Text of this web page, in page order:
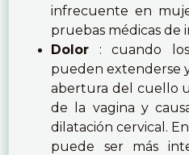
infrecuente en
pruebas médicas de
Dolor : cuando
pueden extenderse
abertura del cuello
de la vagina y
dilatación cervical.
puede ser más